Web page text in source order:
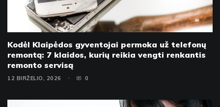
Kodėl Klaipėdos gyventojai permoka už telefonų
remontą: 7 klaidos, kurių reikia vengti renkantis
remonto servisą
12 BIRŽELIO, 2026 0